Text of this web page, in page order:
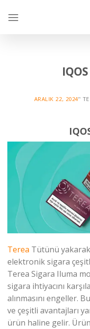
ARALIK 22, 2024’'
Terea Tütünü
elektronik sigara
Terea Sigara Iluma
sigara ihtiyacını
alınmasını engeller.
ve çeşitli avantajları
ürün haline gelir.